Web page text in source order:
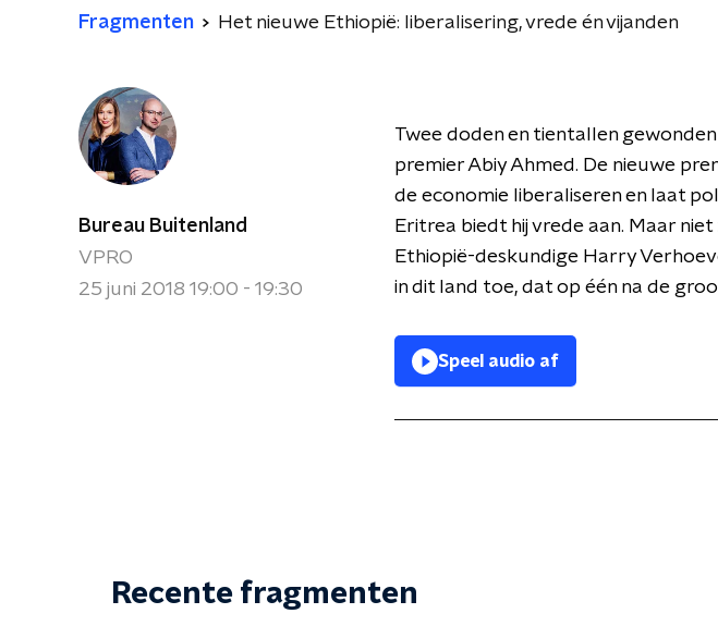
Fragmenten Het nieuwe Ethiopië: liberalisering, vrede én vijanden
Bureau Buitenland
VPRO
25 juni 2018 19:00 - 19:30
Twee doden en tientallen
premier Abiy Ahmed. De nieuwe
de economie liberaliseren en laat
Eritrea biedt hij vrede aan. Maar
Ethiopië-deskundige Harry
in dit land toe, dat op één na de
Speel audio af
Recente fragmenten